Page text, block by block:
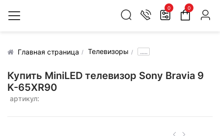
0 0
Главная страница Телевизоры .....
Купить MiniLED телевизор Sony Bravia 9
K-65XR90
артикул: